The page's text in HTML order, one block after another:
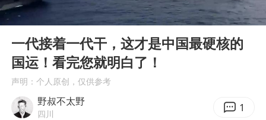
台当局重金为“台独”织“皇帝新衣”
几元成本的AI广告导致千万市值蒸发
老挝国会主席赛宋蓬逝世
白海豚将正面袭击贯穿浙江
酒店回应车内过夜被收150元
Play
00:00 08:21
一代接着一代干，这才是中国最硬核的
国运！看完您就明白了！
声明：个人原创，仅供参考
野叔不太野
四川 1